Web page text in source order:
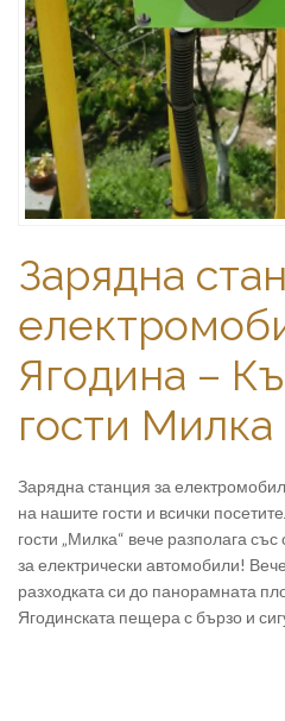
Зарядна
Ягодина –
гости Милка
Зарядна станция за
на нашите гости и всички
гости „Милка“ вече разполага
за електрически автомобили!
разходката си до панорамната
Ягодинската пещера с бързо и